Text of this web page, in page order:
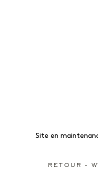
Site en
RETOUR -